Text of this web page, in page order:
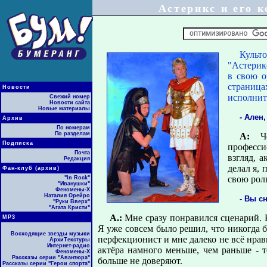
Новости
Свежий номер
Новости сайта
Новые материалы
Архив
По номерам
По разделам
Подписка
Почта
Редакция
Фан-клуб (архив)
"In Rock"
"Иванушки"
Феномены-Х
Наталия Орейро
"Руки Вверх"
"Агата Кристи"
МР3
Восходящие звезды музыки
АрхиТекстуры
Интернет-радио
Феномены-Х
Рассказы серии "Авантюра"
Рассказы серии "Герои спорта"
Астерикс и его
в свою
- Ален,
А:
взгляд,
делал я,
свою
- Вы
А.:Мне сразу понравился
Я уже совсем было решил, что никогда
перфекционист и мне далеко не всё
актёра намного меньше, чем раньше -
больше не доверяют.